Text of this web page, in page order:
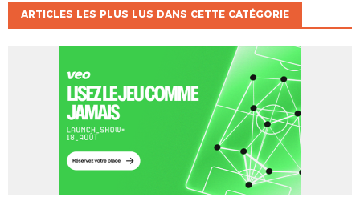
ARTICLES LES PLUS LUS DANS CETTE CATÉGORIE